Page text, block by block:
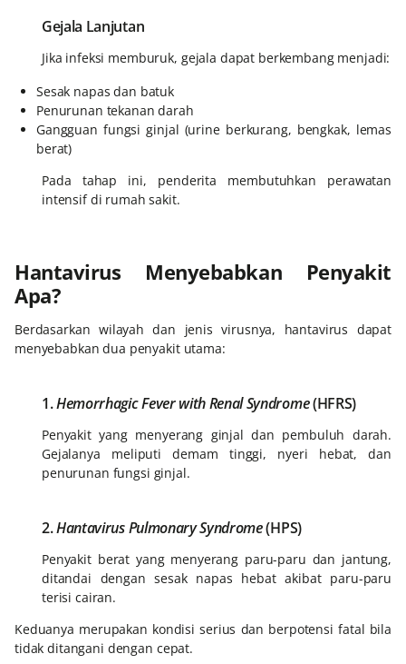
Gejala Lanjutan
Jika infeksi memburuk, gejala dapat berkembang menjadi:
Sesak napas dan batuk
Penurunan tekanan darah
Gangguan fungsi ginjal (urine berkurang, bengkak, lemas
berat)
Pada tahap ini, penderita membutuhkan perawatan
intensif di rumah sakit.
Hantavirus Menyebabkan Penyakit
Apa?
Berdasarkan wilayah dan jenis virusnya, hantavirus dapat
menyebabkan dua penyakit utama:
1.Hemorrhagic Fever with Renal Syndrome(HFRS)
Penyakit yang menyerang ginjal dan pembuluh darah.
Gejalanya meliputi demam tinggi, nyeri hebat, dan
penurunan fungsi ginjal.
2.Hantavirus Pulmonary Syndrome(HPS)
Penyakit berat yang menyerang paru-paru dan jantung,
ditandai dengan sesak napas hebat akibat paru-paru
terisi cairan.
Keduanya merupakan kondisi serius dan berpotensi fatal bila
tidak ditangani dengan cepat.